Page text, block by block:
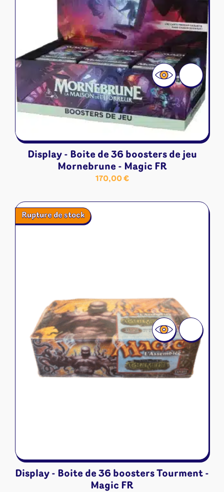
Display - Boite de 36 boosters de jeu
Mornebrune - Magic FR
170,00€
Rupture de stock
Display - Boite de 36 boosters Tourment -
Magic FR